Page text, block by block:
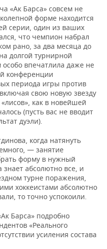
«Ак Барса» совсем не
форме находится
серии, один из ваших
что чемпион набрал
рано, за два месяца до
долгой турнирной
впечатлила даже не
конференции
периода игры против
свою новую звезду
как в новейшей
(пусть вас не вводит
дуэли).
когда натянуть
— занятие
форму в нужный
знает абсолютно все, и
турне поражения,
хоккеистами абсолютно
то точно успокоили.
Барса» подробно
«Реального
усиления состава